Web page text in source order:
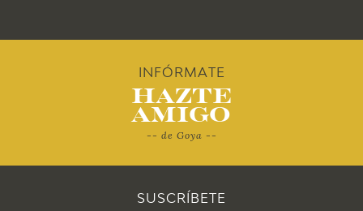
INFÓRMATE
Hazte
Amigo
-- de Goya --
SUSCRÍBETE